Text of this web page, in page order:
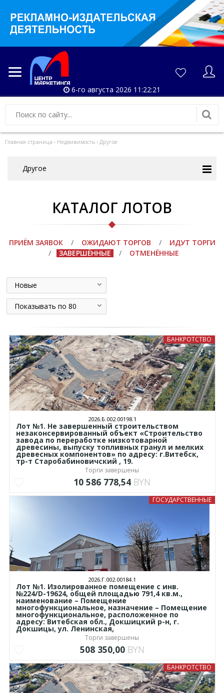
6-го августа 2026 11:22:24
Главная страница › Недвижимость › Другое
Другое
КАТАЛОГ ЛОТОВ
ПРИЁМ ЗАЯВОК / ОЖИДАЮТ ТОРГОВ /
ИДУТ ТОРГИ
/
ЗАВЕРШЁННЫЕ / ОТМЕНЁННЫЕ
Новые
Показывать по 80
БАНКРОТСТВО
2026.Б.002.00198.1
Лот №1. Не завершенный строительством
незаконсервированный объект «Строительство
завода по переработке низкотоварной
древесины, выпуску топливных гранул и мелких
древесных компонентов» по адресу: г.Витебск,
тр-т Старобабиновичский , 19.
Торги завершены
10 586 778,54 BYN
ГОСУДАРСТВЕННЫЕ
2026.Г.002.00184.1
Лот №1. Изолированное помещение с инв.
№224/D-19624, общей площадью 791,4 кв.м.,
наименование – Помещение
многофункциональное, назначение – Помещение
многофункциональное, расположенное по
адресу: Витебская обл., Докшицкий р-н, г.
Докшицы, ул. Ленинская,
Торги завершены
508 350,00 BYN
БАНКРОТСТВО